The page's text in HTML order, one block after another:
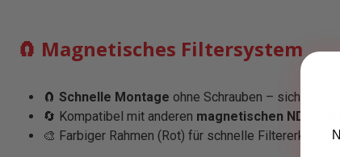
🧲 Magnetisches Filtersystem
🧲 Schnelle Montage ohne Schrauben – sicherer
🔄 Kompatibel mit anderen magnetischen ND- und
🎨 Farbiger Rahmen (Rot) für schnelle